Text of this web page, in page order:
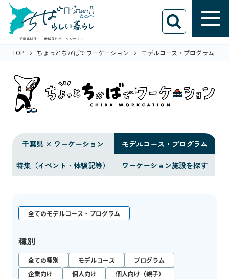
TOP ちょっとちかばでワーケーション モデルコース・プログラム
千葉県 × ワーケーション
モデルコース・プログラム
特集（イベント・体験記等）
ワーケーション施設を探す
全てのモデルコース・プログラム
種別
全ての種別 モデルコース
プログラム
企業向け
個人向け 個人向け（親子）